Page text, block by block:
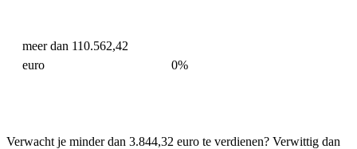
meer dan 110.562,42
euro
0%
Verwacht je minder dan 3.844,32 euro te verdienen? Verwittig dan